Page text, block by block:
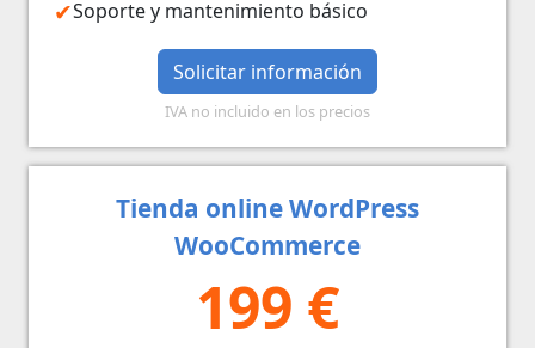
Soporte y mantenimiento básico
Solicitar información
IVA no incluido en los precios
Tienda online WordPress
WooCommerce
199 €